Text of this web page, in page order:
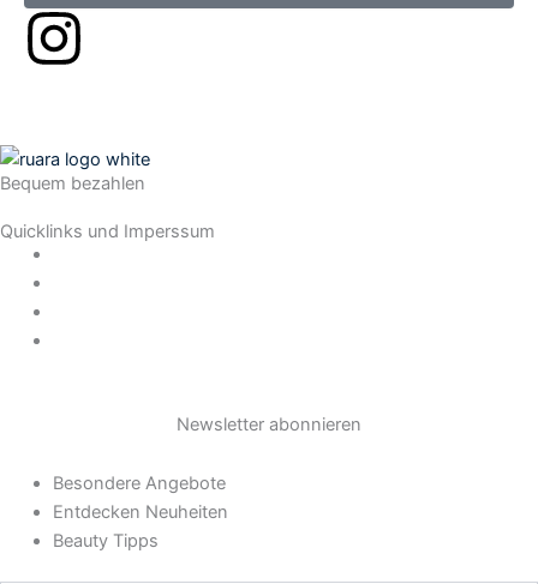
I
s
t
a
m
Bequem bezahlen
Quicklinks und Imperssum
Newsletter abonnieren
Besondere Angebote
Entdecken Neuheiten
Beauty Tipps